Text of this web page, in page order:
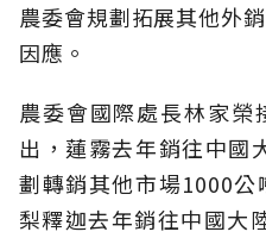
農委會規劃拓展其他外
因應。
農委會國際處長林家榮
出，蓮霧去年銷往中國
劃轉銷其他市場1000
梨釋迦去年銷往中國大